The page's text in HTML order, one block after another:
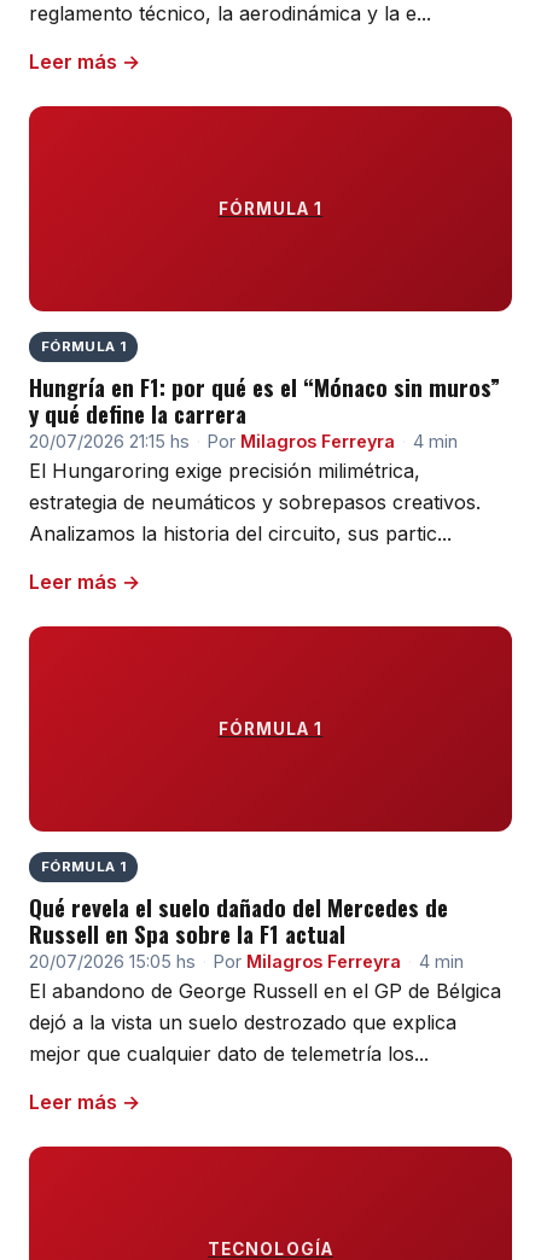
reglamento técnico, la aerodinámica y la e...
Leer más →
FÓRMULA 1
FÓRMULA 1
Hungría en F1: por qué es el “Mónaco sin muros”
y qué define la carrera
20/07/2026 21:15 hs · Por Milagros Ferreyra · 4 min
El Hungaroring exige precisión milimétrica,
estrategia de neumáticos y sobrepasos creativos.
Analizamos la historia del circuito, sus partic...
Leer más →
FÓRMULA 1
FÓRMULA 1
Qué revela el suelo dañado del Mercedes de
Russell en Spa sobre la F1 actual
20/07/2026 15:05 hs · Por Milagros Ferreyra · 4 min
El abandono de George Russell en el GP de Bélgica
dejó a la vista un suelo destrozado que explica
mejor que cualquier dato de telemetría los...
Leer más →
TECNOLOGÍA